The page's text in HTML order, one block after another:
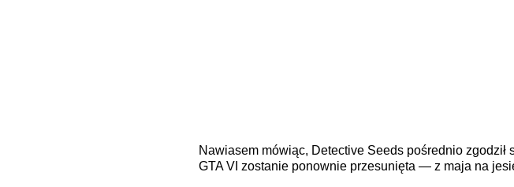
Nawiasem mówiąc, Detective Seeds pośrednio zgodził
GTA VI zostanie ponownie przesunięta — z maja na